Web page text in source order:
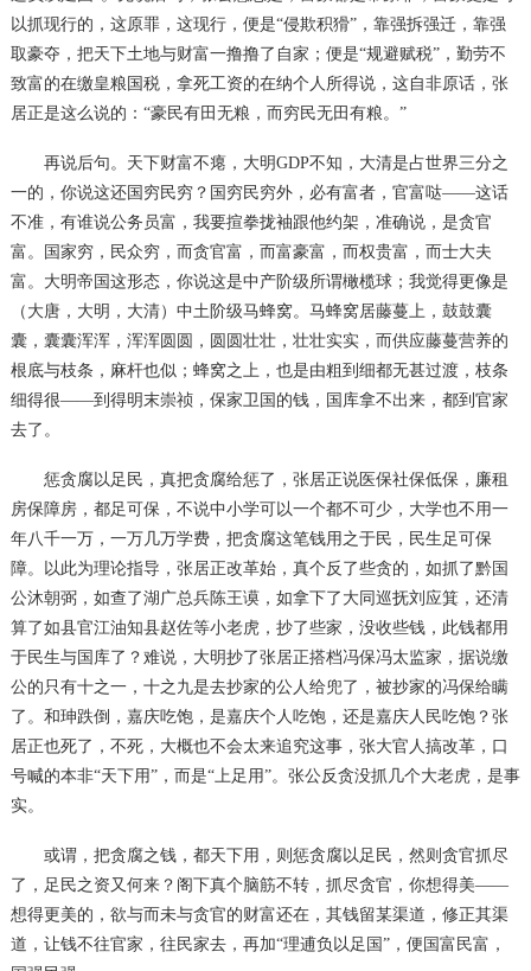
以抓现行的，这原罪，这现行，便是“侵欺积猾”，靠强拆强迁，靠强
取豪夺，把天下土地与财富一撸撸了自家；便是“规避赋税”，勤劳不
致富的在缴皇粮国税，拿死工资的在纳个人所得说，这自非原话，张
居正是这么说的：“豪民有田无粮，而穷民无田有粮。”
再说后句。天下财富不瘪，大明GDP不知，大清是占世界三分之
一的，你说这还国穷民穷？国穷民穷外，必有富者，官富哒——这话
不准，有谁说公务员富，我要揎拳拢袖跟他约架，准确说，是贪官
富。国家穷，民众穷，而贪官富，而富豪富，而权贵富，而士大夫
富。大明帝国这形态，你说这是中产阶级所谓橄榄球；我觉得更像是
（大唐，大明，大清）中土阶级马蜂窝。马蜂窝居藤蔓上，鼓鼓囊
囊，囊囊浑浑，浑浑圆圆，圆圆壮壮，壮壮实实，而供应藤蔓营养的
根底与枝条，麻杆也似；蜂窝之上，也是由粗到细都无甚过渡，枝条
细得很——到得明末崇祯，保家卫国的钱，国库拿不出来，都到官家
去了。
惩贪腐以足民，真把贪腐给惩了，张居正说医保社保低保，廉租
房保障房，都足可保，不说中小学可以一个都不可少，大学也不用一
年八千一万，一万几万学费，把贪腐这笔钱用之于民，民生足可保
障。以此为理论指导，张居正改革始，真个反了些贪的，如抓了黔国
公沐朝弼，如查了湖广总兵陈王谟，如拿下了大同巡抚刘应箕，还清
算了如县官江油知县赵佐等小老虎，抄了些家，没收些钱，此钱都用
于民生与国库了？难说，大明抄了张居正搭档冯保冯太监家，据说缴
公的只有十之一，十之九是去抄家的公人给兜了，被抄家的冯保给瞒
了。和珅跌倒，嘉庆吃饱，是嘉庆个人吃饱，还是嘉庆人民吃饱？张
居正也死了，不死，大概也不会太来追究这事，张大官人搞改革，口
号喊的本非“天下用”，而是“上足用”。张公反贪没抓几个大老虎，是事
实。
或谓，把贪腐之钱，都天下用，则惩贪腐以足民，然则贪官抓尽
了，足民之资又何来？阁下真个脑筋不转，抓尽贪官，你想得美——
想得更美的，欲与而未与贪官的财富还在，其钱留某渠道，修正其渠
道，让钱不往官家，往民家去，再加“理逋负以足国”，便国富民富，